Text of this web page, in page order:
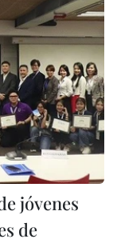
jóvenes
de